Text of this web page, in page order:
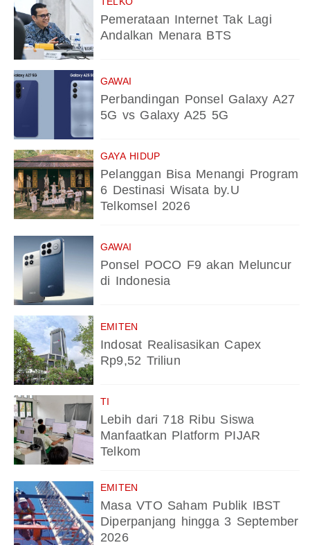
Pemerataan Internet Tak Lagi
Andalkan Menara BTS
GAWAI
Perbandingan Ponsel Galaxy A27
5G vs Galaxy A25 5G
GAYA HIDUP
Pelanggan Bisa Menangi Program
6 Destinasi Wisata by.U
Telkomsel 2026
GAWAI
Ponsel POCO F9 akan Meluncur
di Indonesia
EMITEN
Indosat Realisasikan Capex
Rp9,52 Triliun
TI
Lebih dari 718 Ribu Siswa
Manfaatkan Platform PIJAR
Telkom
EMITEN
Masa VTO Saham Publik IBST
Diperpanjang hingga 3 September
2026